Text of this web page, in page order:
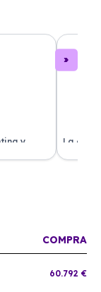
y
y sin
La
COMPRA
60.792 €